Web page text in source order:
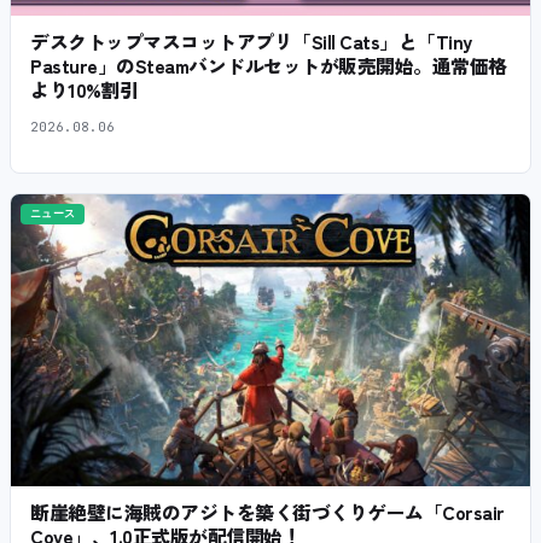
デスクトップマスコットアプリ「Sill Cats」と「Tiny
Pasture」のSteamバンドルセットが販売開始。通常価格
より10%割引
2026.08.06
ニュース
断崖絶壁に海賊のアジトを築く街づくりゲーム「Corsair
Cove」、1.0正式版が配信開始！